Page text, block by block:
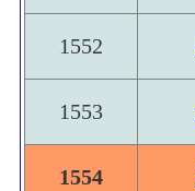
1552
1553
1554